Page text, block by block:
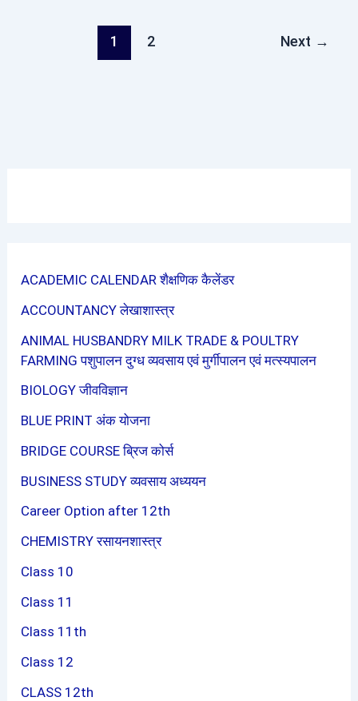
1 2 Next →
ACADEMIC CALENDAR शैक्षणिक कैलेंडर
ACCOUNTANCY लेखाशास्त्र
ANIMAL HUSBANDRY MILK TRADE & POULTRY
FARMING पशुपालन दुग्ध व्यवसाय एवं मुर्गीपालन एवं मत्स्यपालन
BIOLOGY जीवविज्ञान
BLUE PRINT अंक योजना
BRIDGE COURSE ब्रिज कोर्स
BUSINESS STUDY व्यवसाय अध्ययन
Career Option after 12th
CHEMISTRY रसायनशास्त्र
Class 10
Class 11
Class 11th
Class 12
CLASS 12th